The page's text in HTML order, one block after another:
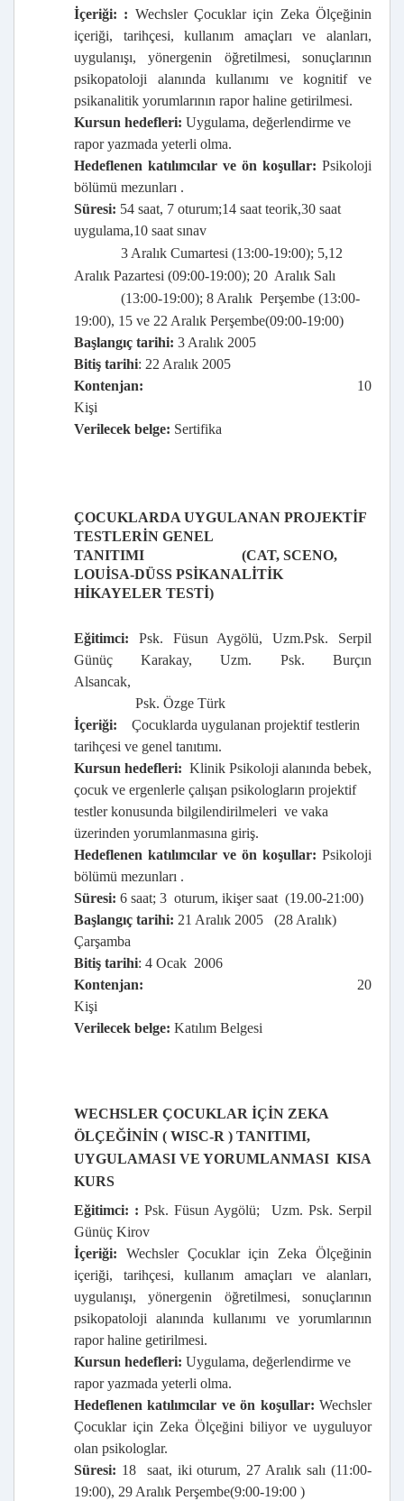
İçeriği: : Wechsler Çocuklar için Zeka Ölçeğinin
içeriği, tarihçesi, kullanım amaçları ve alanları,
uygulanışı, yönergenin öğretilmesi, sonuçlarının
psikopatoloji alanında kullanımı ve kognitif ve
psikanalitik yorumlarının rapor haline getirilmesi.
Kursun hedefleri: Uygulama, değerlendirme ve
rapor yazmada yeterli olma.
Hedeflenen katılımcılar ve ön koşullar: Psikoloji
bölümü mezunları .
Süresi: 54 saat, 7 oturum;14 saat teorik,30 saat
uygulama,10 saat sınav
3 Aralık Cumartesi (13:00-19:00); 5,12
Aralık Pazartesi (09:00-19:00); 20 Aralık Salı
(13:00-19:00); 8 Aralık Perşembe (13:00-
19:00), 15 ve 22 Aralık Perşembe(09:00-19:00)
Başlangıç tarihi: 3 Aralık 2005
Bitiş tarihi: 22 Aralık 2005
Kontenjan: 10
Kişi
Verilecek belge: Sertifika
ÇOCUKLARDA UYGULANAN PROJEKTİF
TESTLERİN GENEL
TANITIMI
(CAT, SCENO,
LOUİSA-DÜSS PSİKANALİTİK
HİKAYELER TESTİ)
Eğitimci: Psk. Füsun Aygölü, Uzm.Psk. Serpil
Günüç Karakay, Uzm. Psk. Burçın
Alsancak,
Psk. Özge Türk
İçeriği:
Çocuklarda uygulanan projektif testlerin
tarihçesi ve genel tanıtımı.
Kursun hedefleri: Klinik Psikoloji alanında bebek,
çocuk ve ergenlerle çalışan psikologların projektif
testler konusunda bilgilendirilmeleri ve vaka
üzerinden yorumlanmasına giriş.
Hedeflenen katılımcılar ve ön koşullar: Psikoloji
bölümü mezunları .
Süresi: 6 saat; 3 oturum, ikişer saat (19.00-21:00)
Başlangıç tarihi: 21 Aralık 2005
(28 Aralık)
Çarşamba
Bitiş tarihi: 4 Ocak 2006
Kontenjan: 20
Kişi
Verilecek belge: Katılım Belgesi
WECHSLER ÇOCUKLAR İÇİN ZEKA
ÖLÇEĞİNİN ( WISC-R ) TANITIMI,
UYGULAMASI VE YORUMLANMASI  KISA
KURS
Eğitimci: : Psk. Füsun Aygölü;
Uzm. Psk. Serpil
Günüç Kirov
İçeriği: Wechsler Çocuklar için Zeka Ölçeğinin
içeriği, tarihçesi, kullanım amaçları ve alanları,
uygulanışı, yönergenin öğretilmesi, sonuçlarının
psikopatoloji alanında kullanımı ve yorumlarının
rapor haline getirilmesi.
Kursun hedefleri: Uygulama, değerlendirme ve
rapor yazmada yeterli olma.
Hedeflenen katılımcılar ve ön koşullar: Wechsler
Çocuklar için Zeka Ölçeğini biliyor ve uyguluyor
olan psikologlar.
Süresi: 18
saat, iki oturum, 27 Aralık salı (11:00-
19:00), 29 Aralık Perşembe(9:00-19:00 )